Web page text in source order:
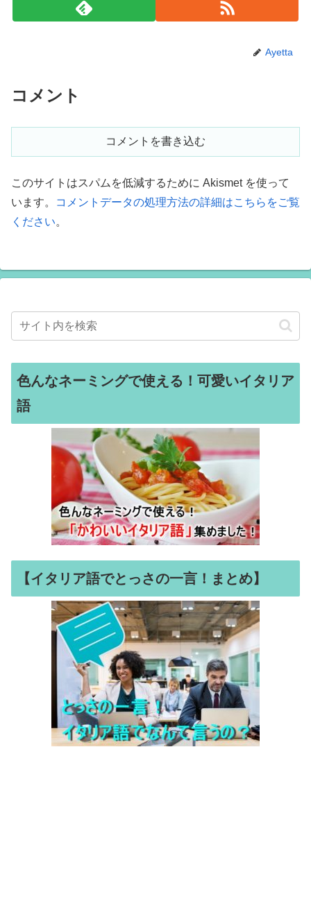
Ayetta
コメント
コメントを書き込む
このサイトはスパムを低減するために Akismet を使って
います。
コメントデータの処理方法の詳細はこちらをご覧
ください。
色んなネーミングで使える！可愛いイタリア
語
【イタリア語でとっさの一言！まとめ】